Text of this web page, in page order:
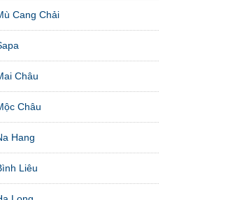
Cang Chải
Châu
Châu
Hang
Liêu